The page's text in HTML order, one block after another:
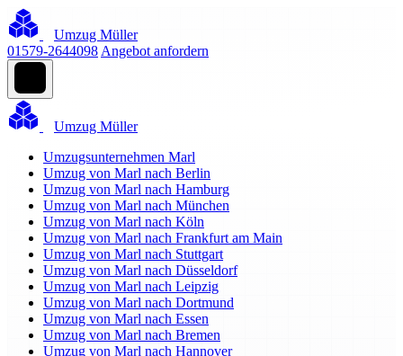
Umzug Müller
01579-2644098 Angebot anfordern
Umzug Müller
Umzugsunternehmen Marl
Umzug von Marl nach Berlin
Umzug von Marl nach Hamburg
Umzug von Marl nach München
Umzug von Marl nach Köln
Umzug von Marl nach Frankfurt am Main
Umzug von Marl nach Stuttgart
Umzug von Marl nach Düsseldorf
Umzug von Marl nach Leipzig
Umzug von Marl nach Dortmund
Umzug von Marl nach Essen
Umzug von Marl nach Bremen
Umzug von Marl nach Hannover